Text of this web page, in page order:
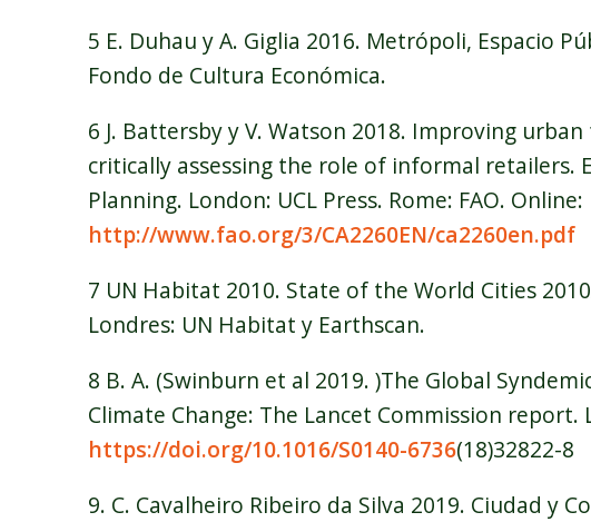
5 E. Duhau y A. Giglia 2016. Metrópoli, Espacio
Fondo de Cultura Económica.
6 J. Battersby y V. Watson 2018. Improving
critically assessing the role of informal retailers.
Planning. London: UCL Press. Rome: FAO. Online:
http://www.fao.org/3/CA2260EN/ca2260en.pdf
7 UN Habitat 2010. State of the World Cities
Londres: UN Habitat y Earthscan.
8 B. A. (Swinburn et al 2019. )The Global
Climate Change: The Lancet Commission report.
https://doi.org/10.1016/S0140-6736(18)32822-8
9. C. Cavalheiro Ribeiro da Silva 2019. Ciudad y